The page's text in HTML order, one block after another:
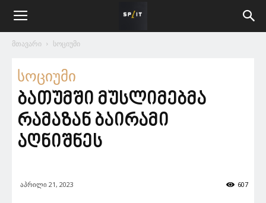
მთავარი სოციუმი
სოციუმი
ბათუმში მუსლიმებმა
რამაზან ბაირამი
აღნიშნეს
აპრილი 21, 2023 607